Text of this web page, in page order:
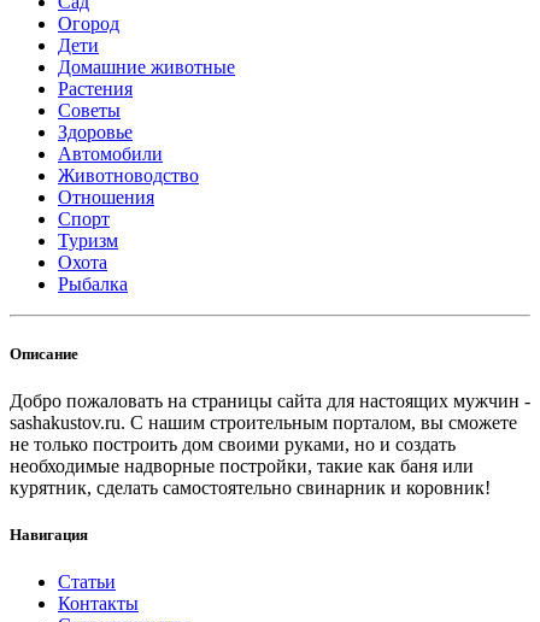
Огород
Дети
Домашние животные
Растения
Советы
Здоровье
Автомобили
Животноводство
Отношения
Спорт
Туризм
Охота
Рыбалка
Описание
Добро пожаловать на страницы сайта для настоящих мужчин -
sashakustov.ru. С нашим строительным порталом, вы сможете
не только построить дом своими руками, но и создать
необходимые надворные постройки, такие как баня или
курятник, сделать самостоятельно свинарник и коровник!
Навигация
Статьи
Контакты